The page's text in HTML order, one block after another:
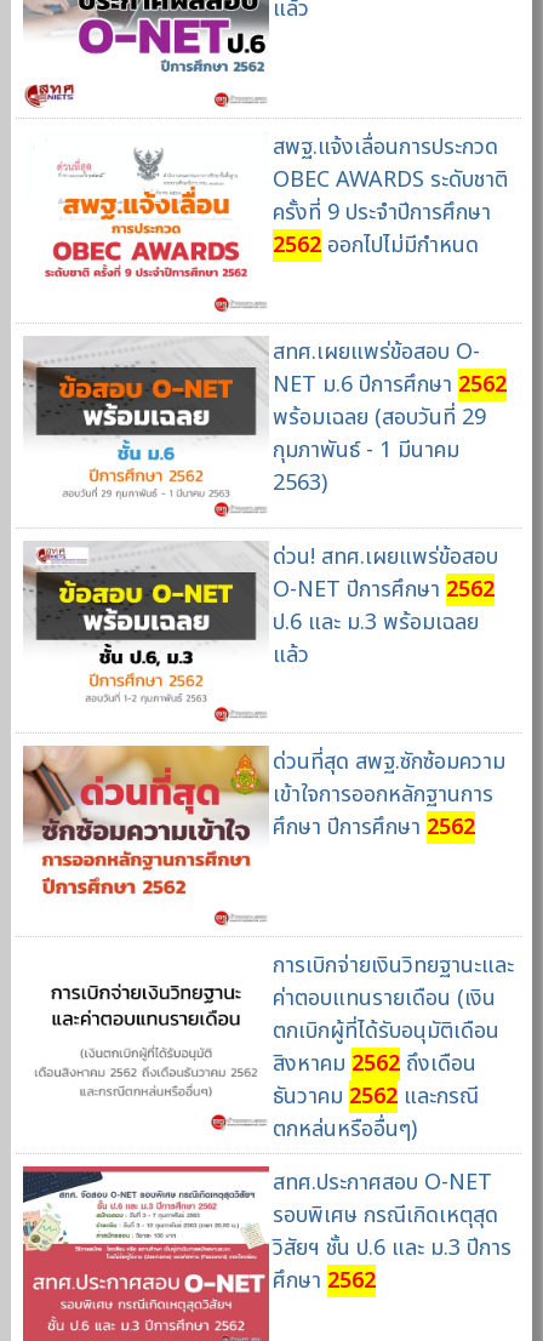
แล้ว
สพฐ.แจ้งเลื่อนการประกวด
OBEC AWARDS ระดับชาติ
ครั้งที่ 9 ประจำปีการศึกษา
2562ออกไปไม่มีกำหนด
สทศ.เผยแพร่ข้อสอบ O-
NET ม.6 ปีการศึกษา 2562
พร้อมเฉลย (สอบวันที่ 29
กุมภาพันธ์ - 1 มีนาคม
2563)
ด่วน! สทศ.เผยแพร่ข้อสอบ
O-NET ปีการศึกษา 2562
ป.6 และ ม.3 พร้อมเฉลย
แล้ว
ด่วนที่สุด สพฐ.ซักซ้อมความ
เข้าใจการออกหลักฐานการ
ศึกษา ปีการศึกษา 2562
การเบิกจ่ายเงินวิทยฐานะและ
ค่าตอบแทนรายเดือน (เงิน
ตกเบิกผู้ที่ได้รับอนุมัติเดือน
สิงหาคม 2562ถึงเดือน
ธันวาคม 2562และกรณี
ตกหล่นหรืออื่นๆ)
สทศ.ประกาศสอบ O-NET
รอบพิเศษ กรณีเกิดเหตุสุด
วิสัยฯ ชั้น ป.6 และ ม.3 ปีการ
ศึกษา 2562